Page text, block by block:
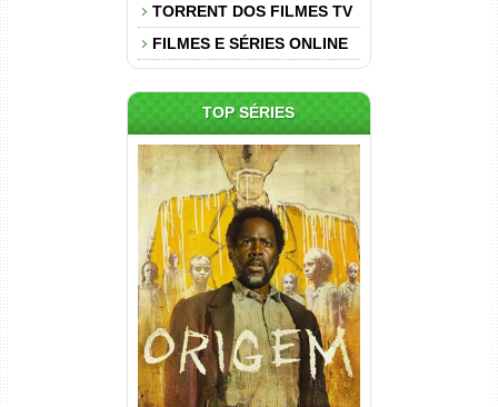
TORRENT DOS FILMES TV
FILMES E SÉRIES ONLINE
TOP SÉRIES
Origem 4ª Temporada Torrent
(2026) WEB-DL 1080p/4K
Dual Áudio